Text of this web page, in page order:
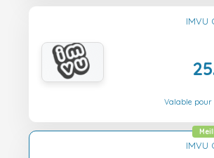
IMVU
Valable pour
IMVU